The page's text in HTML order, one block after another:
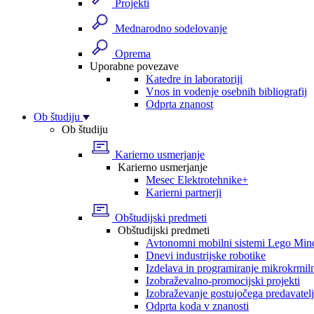
Projekti
Mednarodno sodelovanje
Oprema
Uporabne povezave
Katedre in laboratoriji
Vnos in vodenje osebnih bibliografij
Odprta znanost
Ob študiju
Ob študiju
Karierno usmerjanje
Karierno usmerjanje
Mesec Elektrotehnike+
Karierni partnerji
Obštudijski predmeti
Obštudijski predmeti
Avtonomni mobilni sistemi Lego
Dnevi industrijske robotike
Izdelava in programiranje
Izobraževalno-promocijski projekti
Izobraževanje gostujočega
Odprta koda v znanosti